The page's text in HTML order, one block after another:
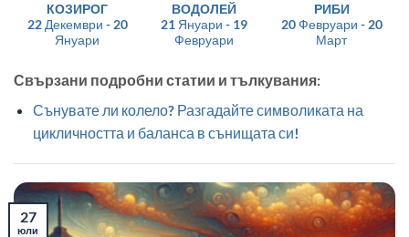
КОЗИРОГ
22 Декември - 20
Януари
ВОДОЛЕЙ
21 Януари - 19
Февруари
РИБИ
20 Февруари - 20
Март
Свързани подробни статии и тълкувания:
Сънувате ли колело? Разгадайте символиката на
цикличността и баланса в сънищата си!
27
юли